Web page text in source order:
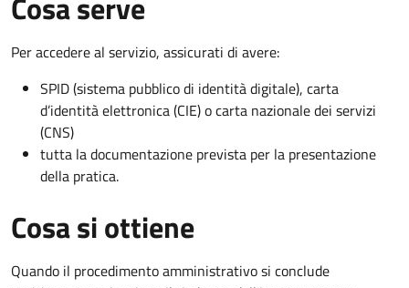
Per accedere al servizio, assicurati di avere:
SPID (sistema pubblico di identità digitale), carta
d’identità elettronica (CIE) o carta nazionale dei servizi
(CNS)
tutta la documentazione prevista per la presentazione
della pratica.
Cosa si ottiene
Quando il procedimento amministrativo si conclude